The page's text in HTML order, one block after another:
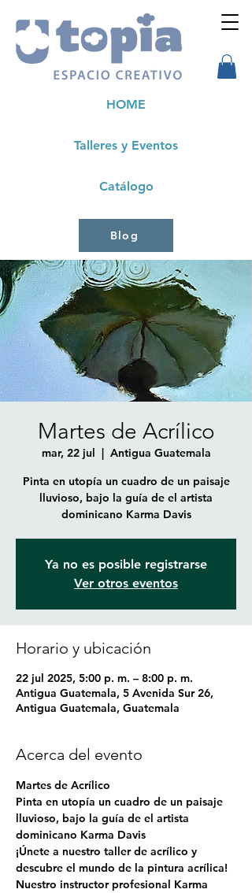
Talleres y Eventos
HOME
Catálogo
Blog
Martes de Acrílico
mar, 22 jul
  |
Antigua Guatemala
Pinta en utopía un cuadro de un paisaje
lluvioso, bajo la guía de el artista
dominicano Karma Davis
Ya no es posible registrarse
Ver otros eventos
Horario y ubicación
22 jul 2025, 5:00 p. m. – 8:00 p. m.
Antigua Guatemala, 5 Avenida Sur 26,
Antigua Guatemala, Guatemala
Acerca del evento
Martes de Acrílico
Pinta en utopía un cuadro de un paisaje
lluvioso, bajo la guía de el artista
dominicano Karma Davis
¡Únete a nuestro taller de acrílico y
descubre el mundo de la pintura acrílica!
Nuestro instructor profesional Karma